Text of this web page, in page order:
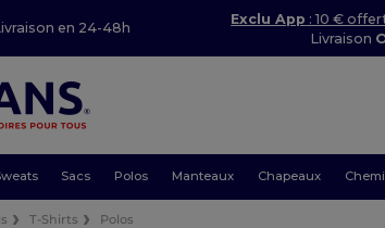
en 24-48h
Exclu App : 10 €
Livraison
Sacs Polos Manteaux Chapeaux
T-Shirts Polos